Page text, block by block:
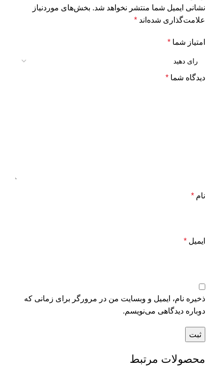
نشانی ایمیل شما منتشر نخواهد شد. بخش‌های موردنیاز
علامت‌گذاری شده‌اند *
امتیاز شما *
دیدگاه شما *
نام *
ایمیل *
ذخیره نام، ایمیل و وبسایت من در مرورگر برای زمانی که
دوباره دیدگاهی می‌نویسم.
محصولات مرتبط